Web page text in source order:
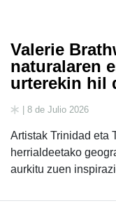
Valerie
naturalaren
urterekin hil
| 8 de Julio 2026
Artistak Trinidad eta
herrialdeetako
aurkitu zuen